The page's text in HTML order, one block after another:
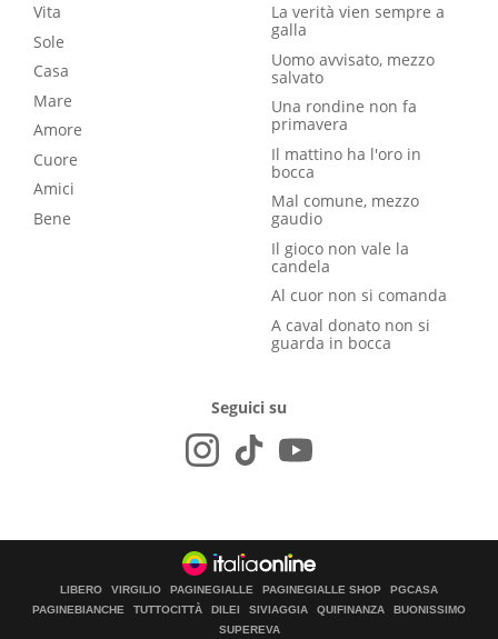
Vita
Sole
Casa
Mare
Amore
Cuore
Amici
Bene
La verità vien sempre a
galla
Uomo avvisato, mezzo
salvato
Una rondine non fa
primavera
Il mattino ha l'oro in
bocca
Mal comune, mezzo
gaudio
Il gioco non vale la
candela
Al cuor non si comanda
A caval donato non si
guarda in bocca
Seguici su
LIBERO VIRGILIO PAGINEGIALLE PAGINEGIALLE SHOP
PGCASA
PAGINEBIANCHE
TUTTOCITTÀ DILEI SIVIAGGIA QUIFINANZA
BUONISSIMO
SUPEREVA